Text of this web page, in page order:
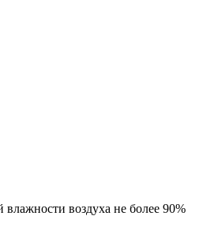
воздуха не более 90%